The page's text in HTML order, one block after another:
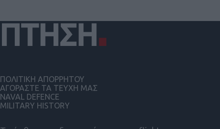
ΠΟΛΙΤΙΚΗ ΑΠΟΡΡΗΤΟΥ
ΑΓΟΡΑΣΤΕ ΤΑ ΤΕΥΧΗ ΜΑΣ
NAVAL DEFENCE
MILITARY HISTORY